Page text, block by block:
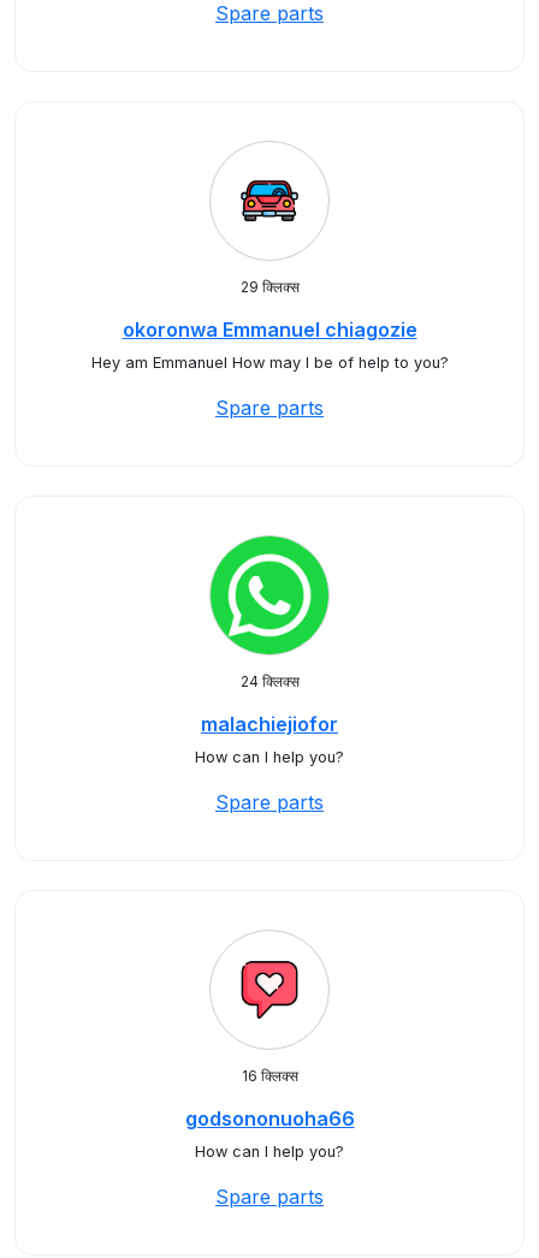
Spare parts
29 क्लिक्स
okoronwa Emmanuel chiagozie
Hey am Emmanuel How may I be of help to you?
Spare parts
24 क्लिक्स
malachiejiofor
How can I help you?
Spare parts
16 क्लिक्स
godsononuoha66
How can I help you?
Spare parts